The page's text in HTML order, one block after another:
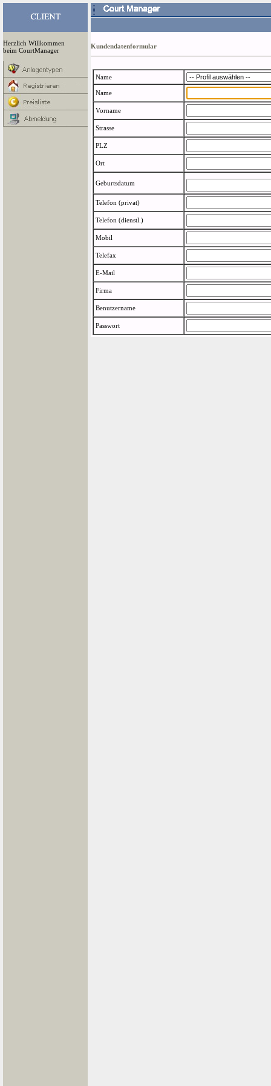
Herzlich Willkommen
beim CourtManager
Kundendatenformular
Name
Name
Vorname
Strasse
PLZ
Ort
Geburtsdatum
Telefon (privat)
Telefon (dienstl.)
Mobil
Telefax
E-Mail
Firma
Benutzername
Passwort